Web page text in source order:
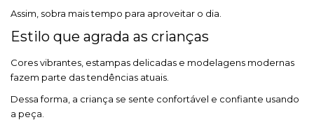
Assim, sobra mais tempo para aproveitar o dia.
Estilo que agrada as crianças
Cores vibrantes, estampas delicadas e modelagens modernas
fazem parte das tendências atuais.
Dessa forma, a criança se sente confortável e confiante usando
a peça.